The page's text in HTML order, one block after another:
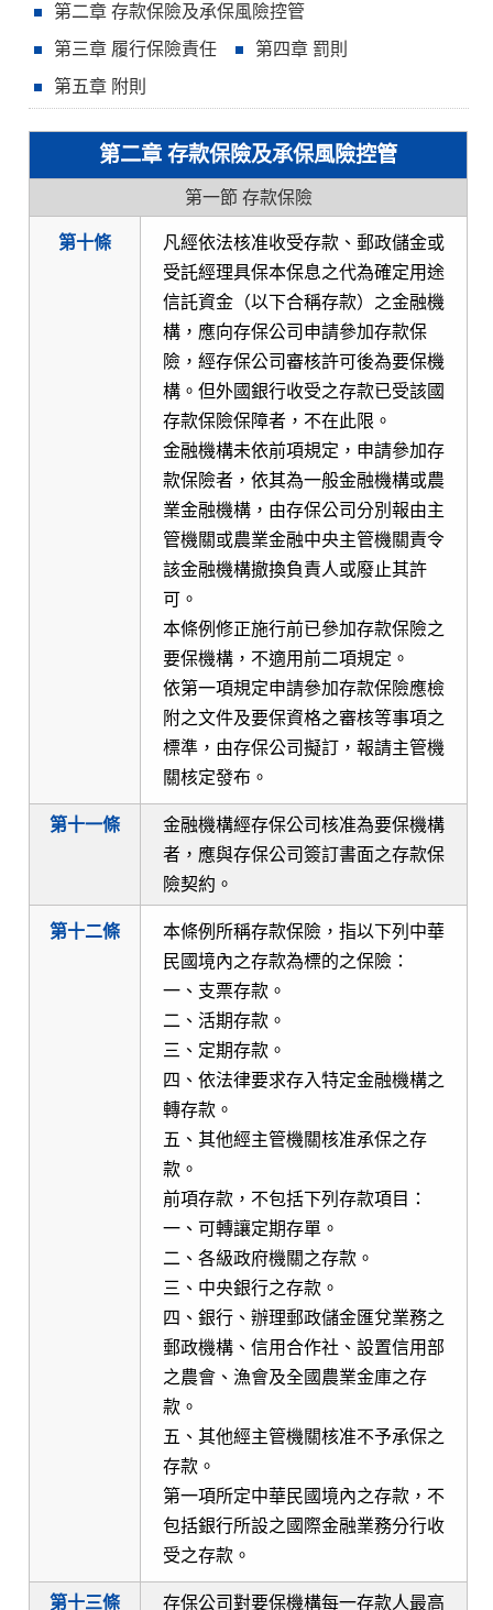
第二章 存款保險及承保風險控管
第三章 履行保險責任
第四章 罰則
第五章 附則
第二章 存款保險及承保風險控管
第一節 存款保險
第十條
凡經依法核准收受存款、郵政儲金或
受託經理具保本保息之代為確定用途
信託資金（以下合稱存款）之金融機
構，應向存保公司申請參加存款保
險，經存保公司審核許可後為要保機
構。但外國銀行收受之存款已受該國
存款保險保障者，不在此限。
金融機構未依前項規定，申請參加存
款保險者，依其為一般金融機構或農
業金融機構，由存保公司分別報由主
管機關或農業金融中央主管機關責令
該金融機構撤換負責人或廢止其許
可。
本條例修正施行前已參加存款保險之
要保機構，不適用前二項規定。
依第一項規定申請參加存款保險應檢
附之文件及要保資格之審核等事項之
標準，由存保公司擬訂，報請主管機
關核定發布。
第十一條
金融機構經存保公司核准為要保機構
者，應與存保公司簽訂書面之存款保
險契約。
第十二條
本條例所稱存款保險，指以下列中華
民國境內之存款為標的之保險：
一、支票存款。
二、活期存款。
三、定期存款。
四、依法律要求存入特定金融機構之
轉存款。
五、其他經主管機關核准承保之存
款。
前項存款，不包括下列存款項目：
一、可轉讓定期存單。
二、各級政府機關之存款。
三、中央銀行之存款。
四、銀行、辦理郵政儲金匯兌業務之
郵政機構、信用合作社、設置信用部
之農會、漁會及全國農業金庫之存
款。
五、其他經主管機關核准不予承保之
存款。
第一項所定中華民國境內之存款，不
包括銀行所設之國際金融業務分行收
受之存款。
第十三條 存保公司對要保機構每一存款人最高